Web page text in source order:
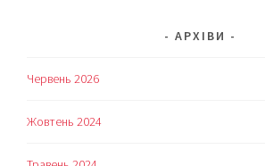
АРХІВИ
Червень 2026
Жовтень 2024